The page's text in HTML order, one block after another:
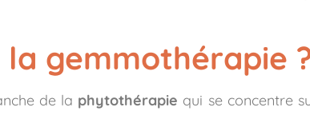
la gemmothérapie
de la phytothérapie qui se concentre